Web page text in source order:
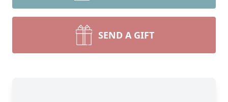
SEND A GIFT